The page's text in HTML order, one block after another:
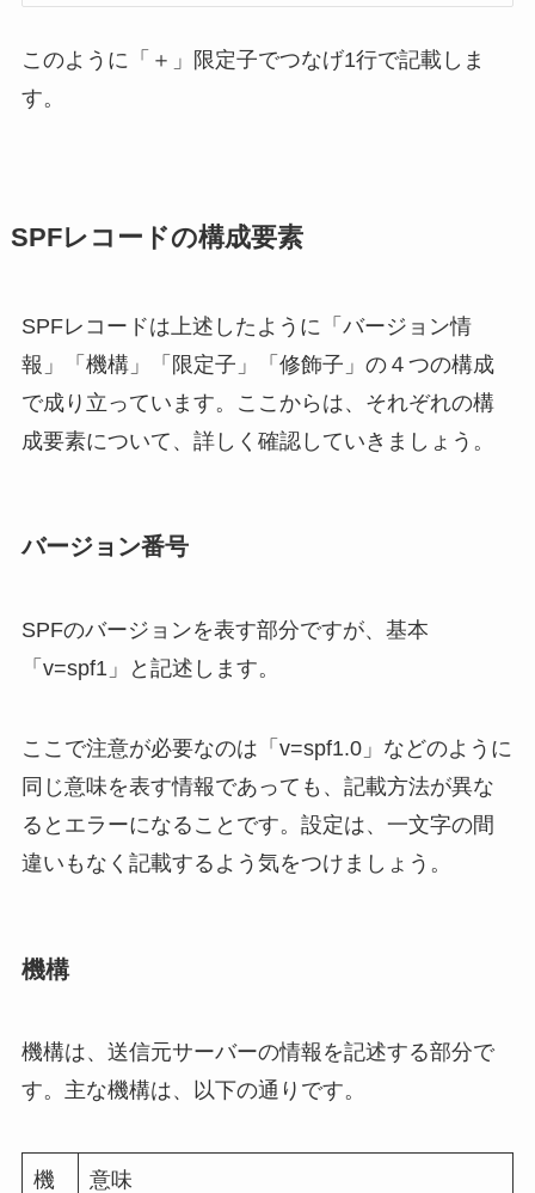
このように「＋」限定子でつなげ1行で記載しま
す。
SPFレコードの構成要素
SPFレコードは上述したように「バージョン情
報」「機構」「限定子」「修飾子」の４つの構成
で成り立っています。ここからは、それぞれの構
成要素について、詳しく確認していきましょう。
バージョン番号
SPFのバージョンを表す部分ですが、基本
「v=spf1」と記述します。
ここで注意が必要なのは「v=spf1.0」などのように
同じ意味を表す情報であっても、記載方法が異な
るとエラーになることです。設定は、一文字の間
違いもなく記載するよう気をつけましょう。
機構
機構は、送信元サーバーの情報を記述する部分で
す。主な機構は、以下の通りです。
機
意味